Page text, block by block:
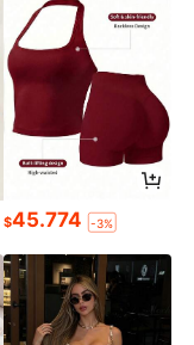
$45.774 -3%